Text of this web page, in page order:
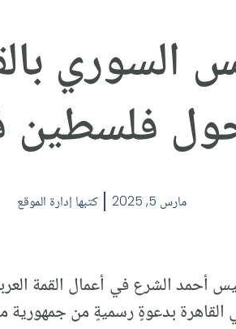
السوري
فلسطين
مارس 5, 2025
كتبها إدارة الموقع
أحمد الشرع في أعمال القمة